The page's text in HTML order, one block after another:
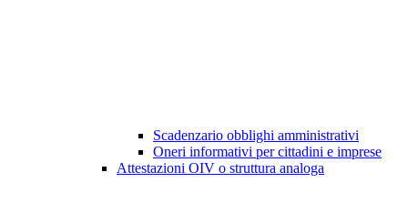
Scadenzario obblighi amministrativi
Oneri informativi per cittadini e imprese
Attestazioni OIV o struttura analoga